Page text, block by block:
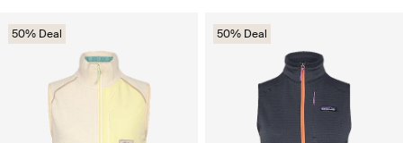
50% Deal 50% Deal